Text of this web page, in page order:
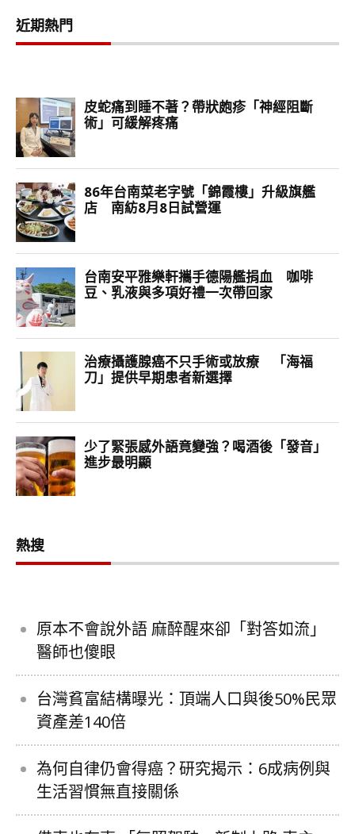
近期熱門
熱搜
原本不會說外語 麻醉醒來卻「對答如流」
醫師也傻眼
台灣貧富結構曝光：頂端人口與後50%民眾
資產差140倍
為何自律仍會得癌？研究揭示：6成病例與
生活習慣無直接關係